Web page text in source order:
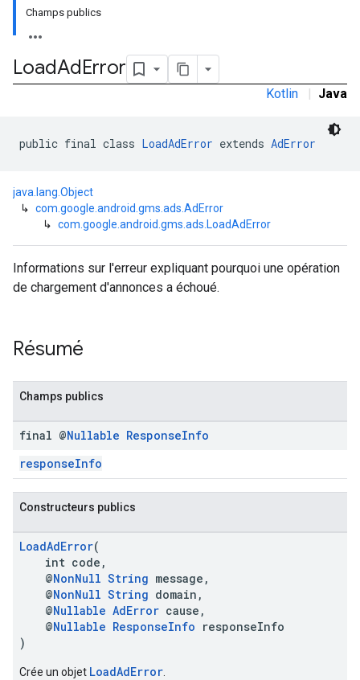
Champs publics
LoadAdError
Kotlin | Java
public final class LoadAdError extends AdError
java.lang.Object
↳ com.google.android.gms.ads.AdError
↳ com.google.android.gms.ads.LoadAdError
Informations sur l'erreur expliquant pourquoi une opération
de chargement d'annonces a échoué.
Résumé
Champs publics
final @Nullable ResponseInfo
responseInfo
Constructeurs publics
LoadAdError(
int code,
@NonNull String message,
@NonNull String domain,
@Nullable AdError cause,
@Nullable ResponseInfo responseInfo
)
Crée un objet LoadAdError